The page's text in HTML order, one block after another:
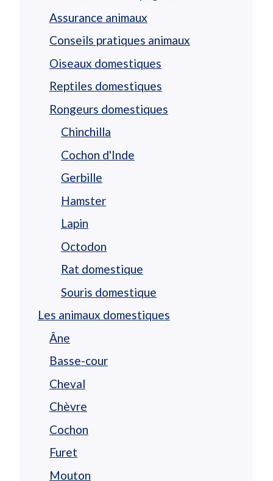
Assurance animaux
Conseils pratiques animaux
Oiseaux domestiques
Reptiles domestiques
Rongeurs domestiques
Chinchilla
Cochon d'Inde
Gerbille
Hamster
Lapin
Octodon
Rat domestique
Souris domestique
Les animaux domestiques
Âne
Basse-cour
Cheval
Chèvre
Cochon
Furet
Mouton